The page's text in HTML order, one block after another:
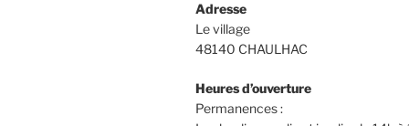
Adresse
Le village
48140 CHAULHAC
Heures d’ouverture
Permanences :